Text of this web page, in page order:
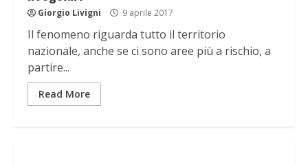
Giorgio Livigni 9 aprile 2017
Il fenomeno riguarda tutto il territorio
nazionale, anche se ci sono aree più a rischio, a
partire...
Read More